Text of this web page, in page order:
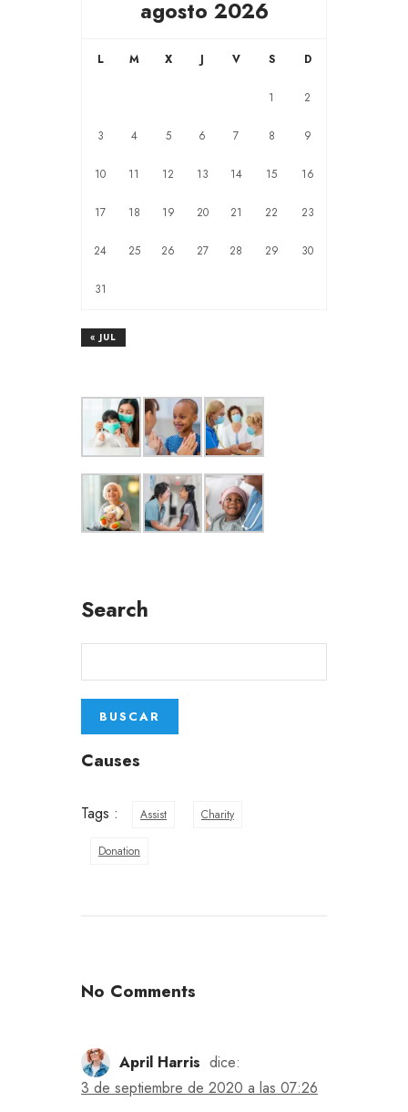
agosto 2026
L M X J V S D
1 2
3 4 5 6 7 8 9
10 11 12 13 14 15 16
17 18 19 20 21 22 23
24 25 26 27 28 29 30
31
« JUL
Search
Causes
Tags : Assist Charity
Donation
No Comments
April Harris dice:
3 de septiembre de 2020 a las 07:26